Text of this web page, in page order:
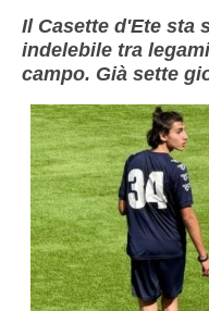
Il Casette d'Ete sta
indelebile tra
campo. Già sette